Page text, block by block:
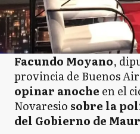
Facundo Moyano,
provincia de Buenos
opinar anoche en el
Novaresio sobre la
del Gobierno de